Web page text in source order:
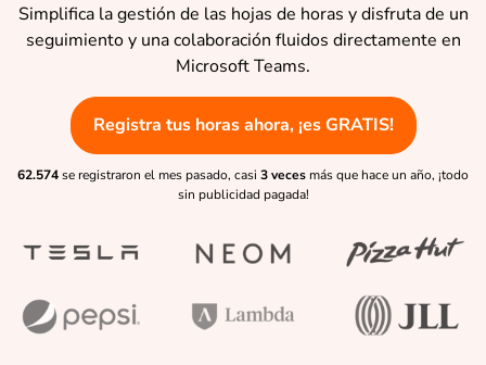
Simplifica la gestión de las hojas de horas y disfruta de un
seguimiento y una colaboración fluidos directamente en
Microsoft Teams.
Registra tus horas ahora, ¡es GRATIS!
62.574se registraron el mes pasado, casi 3 veces más que hace un año, ¡todo
sin publicidad pagada!